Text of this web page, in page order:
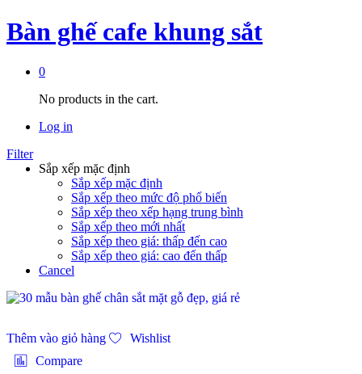
Bàn ghế cafe khung sắt
0
No products in the cart.
Log in
Filter
Sắp xếp mặc định
Sắp xếp mặc định
Sắp xếp theo mức độ phổ biến
Sắp xếp theo xếp hạng trung bình
Sắp xếp theo mới nhất
Sắp xếp theo giá: thấp đến cao
Sắp xếp theo giá: cao đến thấp
Cancel
Thêm vào giỏ hàng
Wishlist
Compare